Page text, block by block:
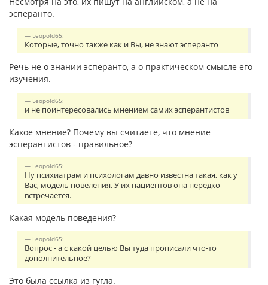
эсперанто.
Leopold65:
Которые, точно также как и Вы, не знают эсперанто
Речь не о знании эсперанто, а о практическом смысле его
изучения.
Leopold65:
и не поинтересовались мнением самих эсперантистов
Какое мнение? Почему вы считаете, что мнение
эсперантистов - правильное?
Leopold65:
Ну психиатрам и психологам давно известна такая, как у
Вас, модель повеления. У их пациентов она нередко
встречается.
Какая модель поведения?
Leopold65:
Вопрос - а с какой целью Вы туда прописали что-то
дополнительное?
Это была ссылка из гугла.